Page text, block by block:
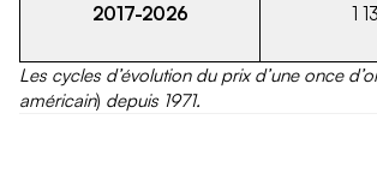
2017-2026 1
Les cycles d’évolution du prix d’une once
américain) depuis 1971.